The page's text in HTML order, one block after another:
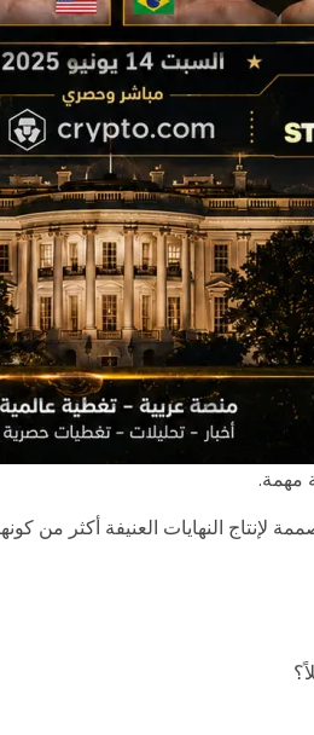
مهمة.
لإنتاج النهايات العنيفة أكثر من